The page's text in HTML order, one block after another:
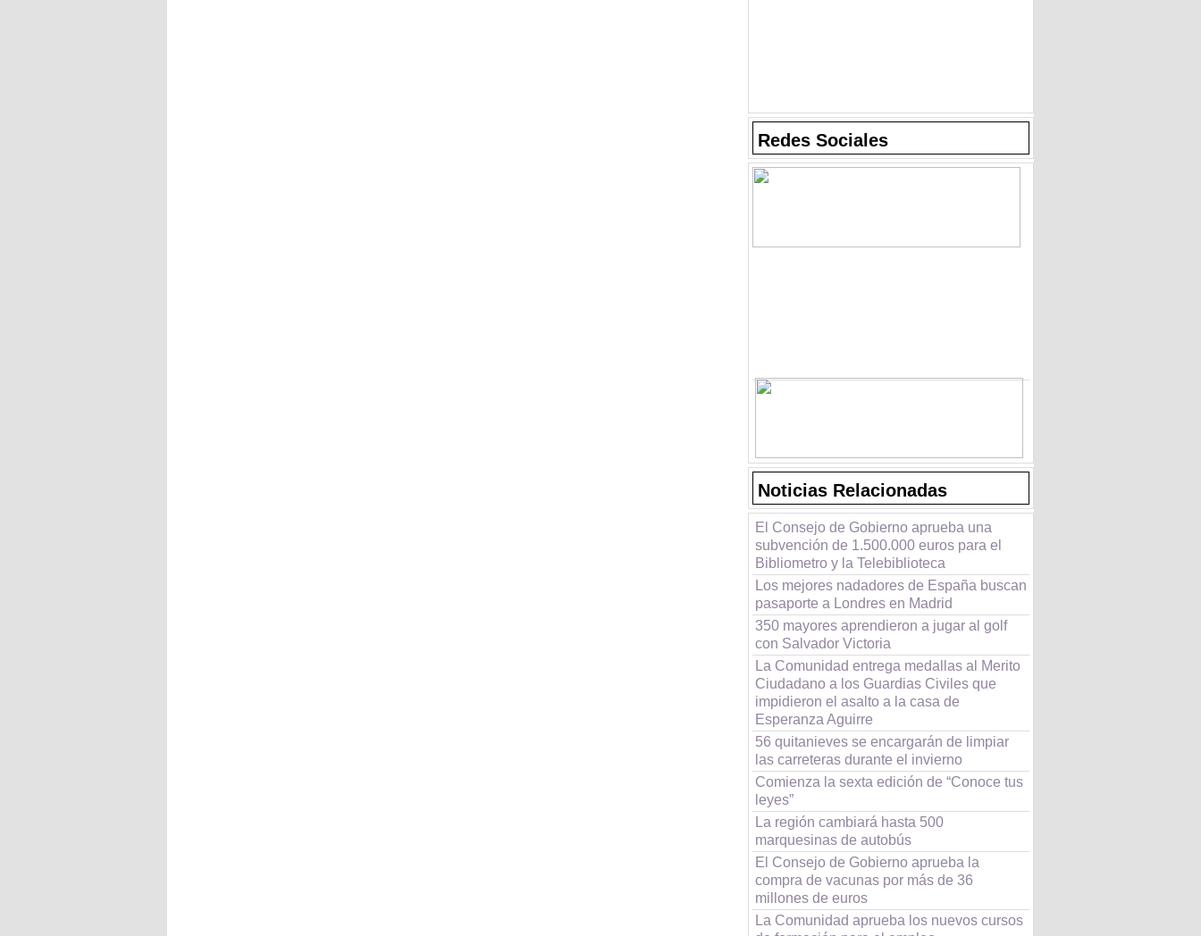
Redes Sociales
Noticias Relacionadas
El Consejo de Gobierno aprueba una
subvención de 1.500.000 euros para el
Bibliometro y la Telebiblioteca
Los mejores nadadores de España buscan
pasaporte a Londres en Madrid
350 mayores aprendieron a jugar al golf
con Salvador Victoria
La Comunidad entrega medallas al Merito
Ciudadano a los Guardias Civiles que
impidieron el asalto a la casa de
Esperanza Aguirre
56 quitanieves se encargarán de limpiar
las carreteras durante el invierno
Comienza la sexta edición de “Conoce tus
leyes”
La región cambiará hasta 500
marquesinas de autobús
El Consejo de Gobierno aprueba la
compra de vacunas por más de 36
millones de euros
La Comunidad aprueba los nuevos cursos